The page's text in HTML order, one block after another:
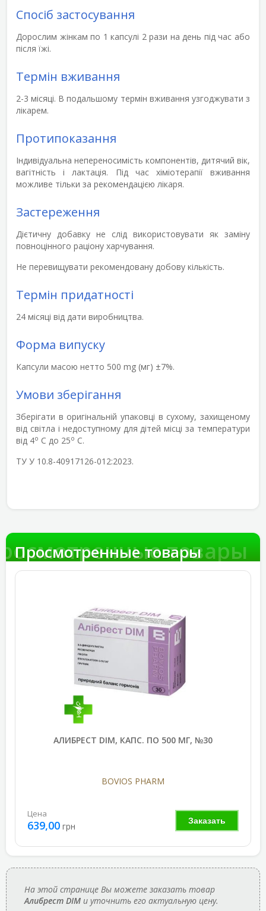
Спосіб застосування
Дорослим жінкам по 1 капсулі 2 рази на день під час або
після їжі.
Термін вживання
2-3 місяці. В подальшому термін вживання узгоджувати з
лікарем.
Протипоказання
Індивідуальна непереносимість компонентів, дитячий вік,
вагітність і лактація. Під час хіміотерапії вживання
можливе тільки за рекомендацією лікаря.
Застереження
Дієтичну добавку не слід використовувати як заміну
повноцінного раціону харчування.
Не перевищувати рекомендовану добову кількість.
Термін придатності
24 місяці від дати виробництва.
Форма випуску
Капсули масою нетто 500 mg (мг) ±7%.
Умови зберігання
Зберігати в оригінальній упаковці в сухому, захищеному
від світла і недоступному для дітей місці за температури
від 4о С до 25о С.
ТУ У 10.8-40917126-012:2023.
товары
Просмотренные товары
АЛИБРЕСТ DIM, КАПС. ПО 500 МГ, №30
BOVIOS PHARM
Заказать
Цена
639,00 грн
На этой странице Вы можете заказать товар
Алибрест DIM и уточнить его актуальную цену.